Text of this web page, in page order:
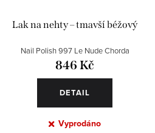
Lak na nehty – tmavší béžový
Nail Polish 997 Le Nude Chorda
846 Kč
DETAIL
Vyprodáno